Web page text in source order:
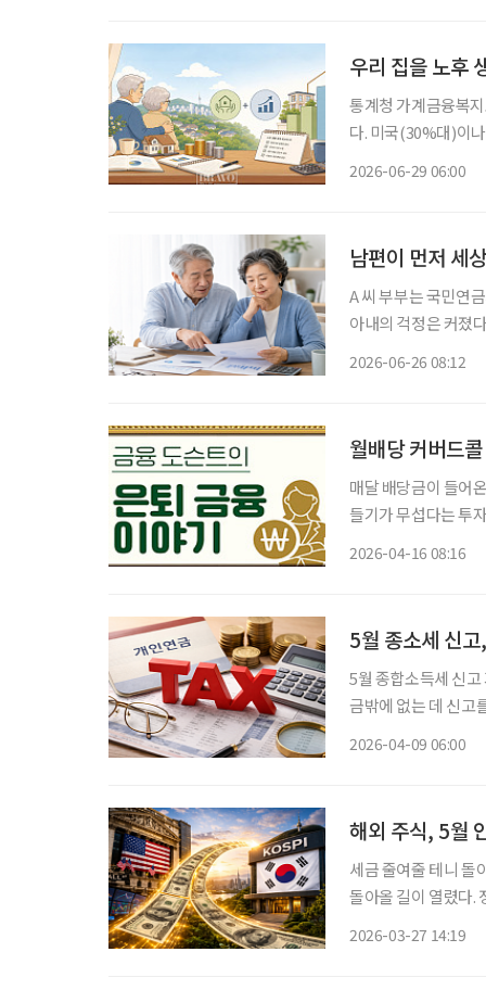
우리 집을 노후
통계청 가계금융복
다. 미국(30%대)이
2026-06-29 06:00
남편이 먼저 세
A 씨 부부는 국민연
아내의 걱정은 커졌다. “혹시 남편이 먼저 세상을 떠나면 앞으로 생활비는 어떻게 하
2026-06-26 08:12
월배당 커버드
매달 배당금이 들어온다면, 노후
들기가 무섭다는 투
2026-04-16 08:16
5월 종소세 신
5월 종합소득세 신
금밖에 없는 데 신고
2026-04-09 06:00
해외 주식, 5월
세금 줄여줄 테니 돌아와줘…. RIA 계
돌아올 길이 열렸다. 정부가 해외 주식 투자 수익에 세제 혜택을 주는 ‘국내시장 복귀계좌(이
2026-03-27 14:19